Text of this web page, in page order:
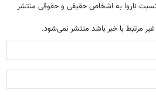
ناروا به اشخاص حقیقی و حقوقی منتشر
غیر مرتبط با خبر باشد منتشر نمی‌شود.